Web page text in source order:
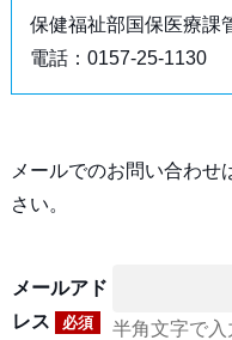
保健福祉部国保医療課
電話：0157-25-1130
メールでのお問い合わ
さい。
メールアド
レス
必須 半角文字で入